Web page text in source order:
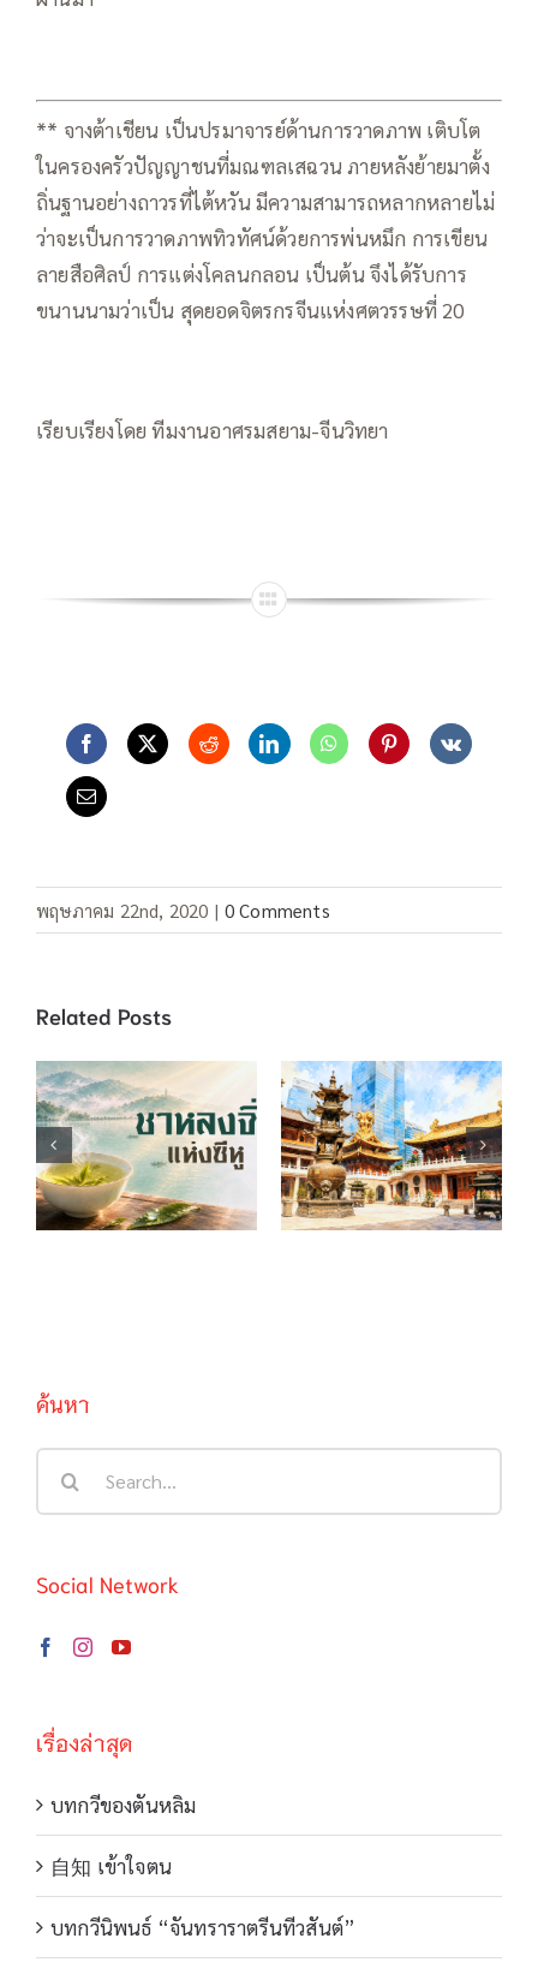
** จางต้าเชียน เป็นปรมาจารย์ด้านการวาดภาพ เติบโต
ในครองครัวปัญญาชนที่มณฑลเสฉวน ภายหลังย้ายมาตั้ง
ถิ่นฐานอย่างถาวรที่ไต้หวัน มีความสามารถหลากหลายไม่
ว่าจะเป็นการวาดภาพทิวทัศน์ด้วยการพ่นหมึก การเขียน
ลายสือศิลป์ การแต่งโคลนกลอน เป็นต้น จึงได้รับการ
ขนานนามว่าเป็น สุดยอดจิตรกรจีนแห่งศตวรรษที่ 20
เรียบเรียงโดย ทีมงานอาศรมสยาม-จีนวิทยา
พฤษภาคม 22nd, 2020 | 0 Comments
Related Posts
ชาหลงจิ่งแห่งซีหู
วัดจิ้งอัน วัดเก่าแก่
แห่งนครเซี่ยงไฮ้
ค้นหา
Social Network
เรื่องล่าสุด
บทกวีของตันหลิม
自知 เข้าใจตน
บทกวีนิพนธ์ “จันทราราตรีนทีวสันต์”